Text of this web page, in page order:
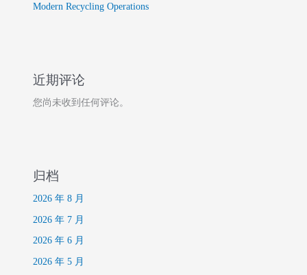
Modern Recycling Operations
近期评论
您尚未收到任何评论。
归档
2026 年 8 月
2026 年 7 月
2026 年 6 月
2026 年 5 月